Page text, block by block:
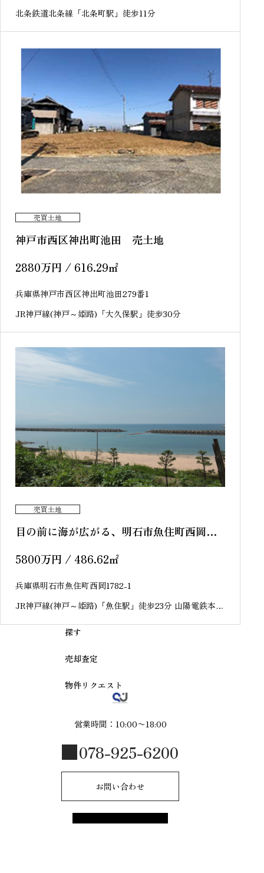
北条鉄道北条線「北条町駅」徒歩11分
売買土地
神戸市西区神出町池田 売土地
2880万円 / 616.29㎡
兵庫県神戸市西区神出町池田279番1
JR神戸線(神戸～姫路)「大久保駅」徒歩30分
売買土地
目の前に海が広がる、明石市魚住町西岡
売土地
5800万円 / 486.62㎡
兵庫県明石市魚住町西岡1782-1
JR神戸線(神戸～姫路)「魚住駅」徒歩23分 山陽電鉄本線
探す
売却査定
物件リクエスト
営業時間：10:00〜18:00
078-925-6200
お問い合わせ